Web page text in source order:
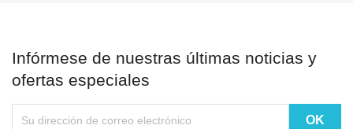
Infórmese de nuestras últimas noticias y
ofertas especiales
Cancelar